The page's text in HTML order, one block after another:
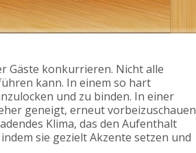
Gäste konkurrieren. Nicht alle
kann. In einem so hart
und zu binden. In einer
geneigt, erneut vorbeizuschauen
Klima, das den Aufenthalt
sie gezielt Akzente setzen und